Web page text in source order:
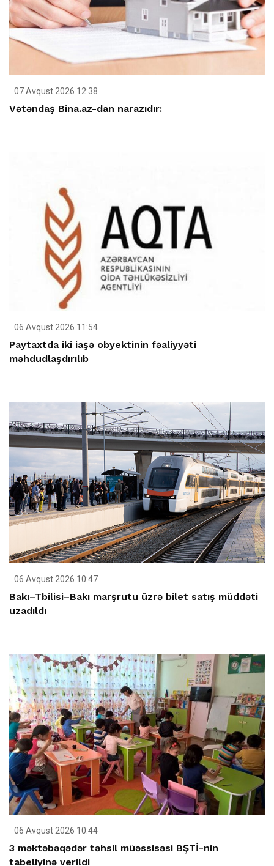
07 Avqust 2026 12:38
Vətəndaş Bina.az-dan narazıdır:
06 Avqust 2026 11:54
Paytaxtda iki iaşə obyektinin fəaliyyəti
məhdudlaşdırılıb
06 Avqust 2026 10:47
Bakı–Tbilisi–Bakı marşrutu üzrə bilet satış müddəti
uzadıldı
06 Avqust 2026 10:44
3 məktəbəqədər təhsil müəssisəsi BŞTİ-nin
tabeliyinə verildi